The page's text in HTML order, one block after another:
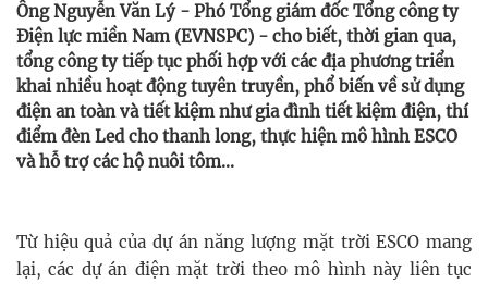
Ông Nguyễn Văn Lý - Phó Tổng giám đốc Tổng công ty
Điện lực miền Nam (EVNSPC) - cho biết, thời gian qua,
tổng công ty tiếp tục phối hợp với các địa phương triển
khai nhiều hoạt động tuyên truyền, phổ biến về sử dụng
điện an toàn và tiết kiệm như gia đình tiết kiệm điện, thí
điểm đèn Led cho thanh long, thực hiện mô hình ESCO
và hỗ trợ các hộ nuôi tôm...
Từ hiệu quả của dự án năng lượng mặt trời ESCO mang
lại, các dự án điện mặt trời theo mô hình này liên tục